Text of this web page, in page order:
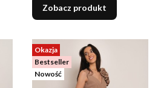
Zobacz produkt
Okazja
Bestseller
Nowość